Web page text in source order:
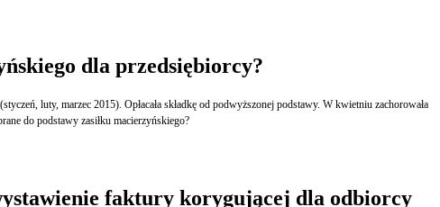
dla przedsiębiorcy?
zaś we wrześniu urodzi dziecko, to te dwa miesiące (kwiecień, maj) będą brane do podstawy zasiłku macierzyńskiego?
faktury korygującej dla odbiorcy